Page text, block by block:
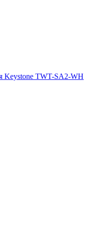
Keystone TWT-SA2-WH